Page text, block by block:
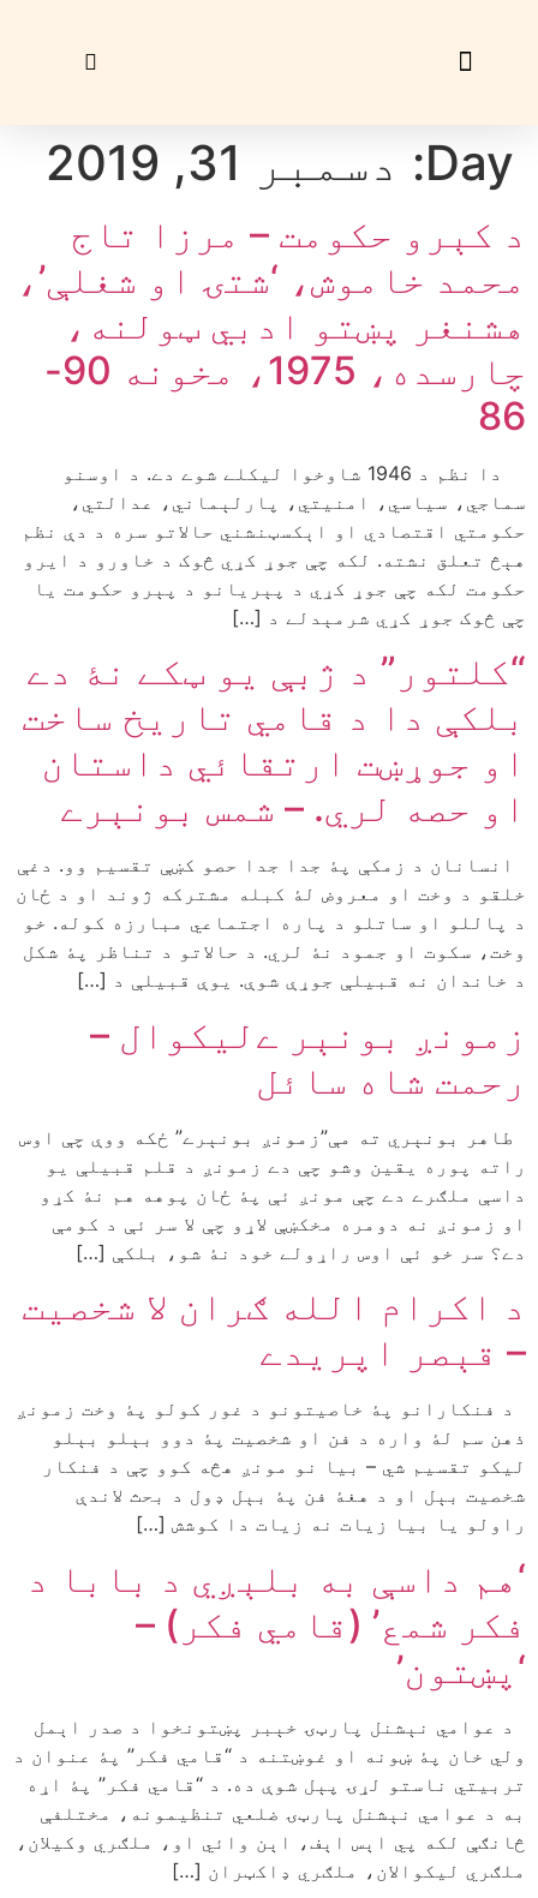
Day: دسمبر 31, 2019
د کېرو حکومت – مرزا تاج
محمد خاموش، ‘شتۍ او شغلې’،
هشنغر پښتو ادبي ټولنه،
چارسده، 1975، مخونه 90-
86
دا نظم د 1946 شاوخوا لیکلے شوے دے. د اوسنو
سماجي، سیاسي، امنیتي، پارلېماني، عدالتي،
حکومتي اقتصادي او اېکسټنشني حالاتو سره د دې نظم
هېڅ تعلق نشته. لکه چې جوړ کړي څوک د خاورو د ایرو
حکومت لکه چې جوړ کړي د پېریانو د پېرو حکومت یا
چې څوک جوړ کړي شرمېدلے د […]
“کلتور” د ژبې يو ټکے نۀ دے
بلکې دا د قامي تاريخ ساخت
او جوړښت ارتقائي داستان
او حصه لري. – شمس بونېرے
انسانان د زمکې پۀ جدا جدا حصو کښې تقسيم وو. دغې
خلقو د وخت او معروض لۀ کبله مشترکه ژوند او د ځان
د پاللو او ساتلو د پاره اجتماعي مبارزه کوله. خو
وخت، سکوت او جمود نۀ لري. د حالاتو د تناظر پۀ شکل
د خاندان نه قبيلې جوړې شوې. يوې قبيلې د […]
زمونږ بونېر ےلیکوال –
رحمت شاه سائل
طاهر بونېري ته مې”زمونږ بونېرے” ځکه ووې چې اوس
راته پوره يقين وشو چې دے زمونږ د قلم قبيلې يو
داسې ملګرے دے چې مونږ ئې پۀ ځان پوهه هم نۀ کړو
او زمونږ نه دومره مخکښې لاړو چې لا سر ئې د کومې
دے؟ سر خو ئې اوس راړولے خود نۀ شو، بلکې […]
د اکرام الله ګران لا شخصیت
– قېصر اپریدے
د فنکارانو پۀ خاصیتونو د غور کولو پۀ وخت زمونږ
ذهن سم لۀ واره د فن او شخصیت پۀ دوو بېلو بېلو
لیکو تقسیم شي – بیا نو مونږ هڅه کوو چې د فنکار
شخصیت بېل او د هغۀ فن پۀ بېل ډول د بحث لاندې
راولو یا بیا زیات نه زیات دا کوشش […]
‘هم داسې به بلېږي د بابا د
فکر شمع’ (قامي فکر) –
‘پښتون’
د عوامي نېشنل پارټۍ خېبر پښتونخوا د صدر اېمل
ولي خان پۀ ښونه او غوښتنه د “قامي فکر” پۀ عنوان د
تربیتي ناستو لړۍ پېل شوې ده. د “قامي فکر” پۀ اړه
به د عوامي نېشنل پارټۍ ضلعي تنظیمونه، مختلفې
څانګې لکه پي اېس اېف، اېن وائي او، ملګري وکیلان،
ملګري لیکوالان، ملګري ډاکټران […]